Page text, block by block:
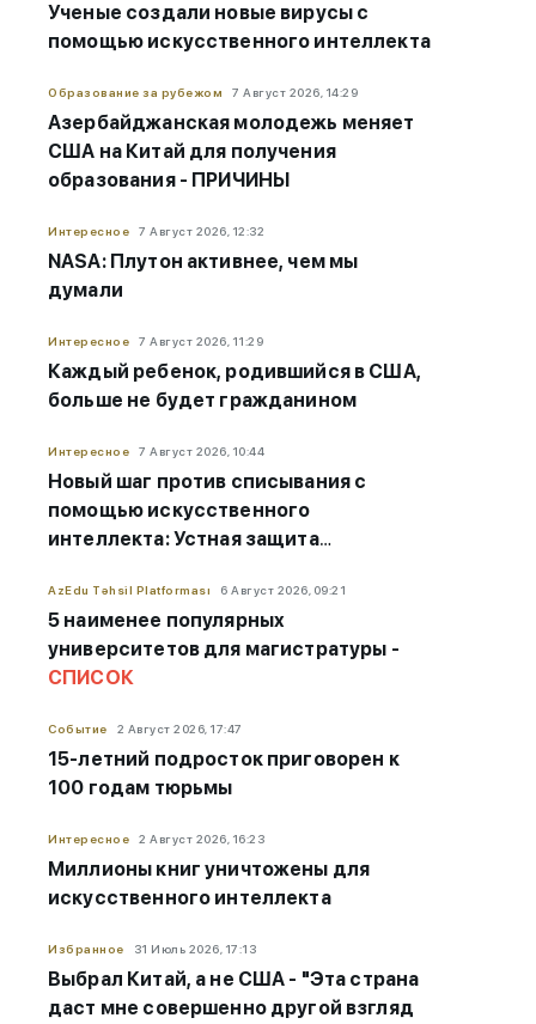
Ученые создали новые вирусы с
помощью искусственного интеллекта
Образование за рубежом 7 Август 2026, 14:29
Азербайджанская молодежь меняет
США на Китай для получения
образования - ПРИЧИНЫ
Интересное 7 Август 2026, 12:32
NASA: Плутон активнее, чем мы
думали
Интересное 7 Август 2026, 11:29
Каждый ребенок, родившийся в США,
больше не будет гражданином
Интересное 7 Август 2026, 10:44
Новый шаг против списывания с
помощью искусственного
интеллекта: Устная защита
AzEdu Təhsil Platforması 6 Август 2026, 09:21
5 наименее популярных
университетов для магистратуры -
СПИСОК
Событие 2 Август 2026, 17:47
15-летний подросток приговорен к
100 годам тюрьмы
Интересное 2 Август 2026, 16:23
Миллионы книг уничтожены для
искусственного интеллекта
Избранное 31 Июль 2026, 17:13
Выбрал Китай, а не США - "Эта страна
даст мне совершенно другой взгляд